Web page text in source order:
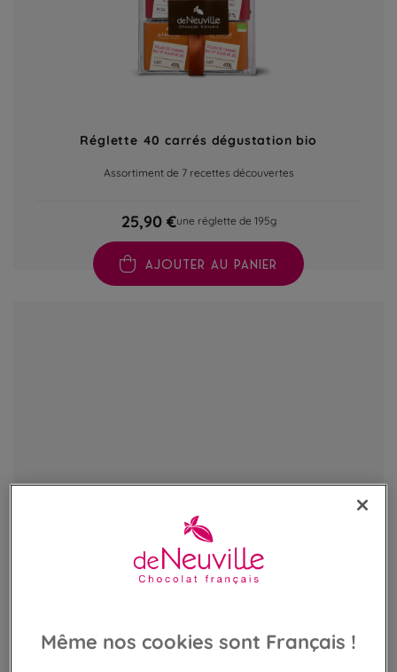
Réglette 40 carrés dégustation bio
Assortiment de 7 recettes découvertes
25,90 €une réglette de 195g
AJOUTER AU PANIER
Même nos cookies sont Français !